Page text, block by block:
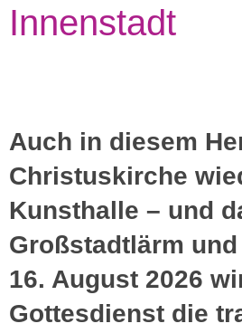
Innenstadt
Auch in diesem
Christuskirche
Kunsthalle – und
Großstadtlärm
16. August 2026
Gottesdienst die